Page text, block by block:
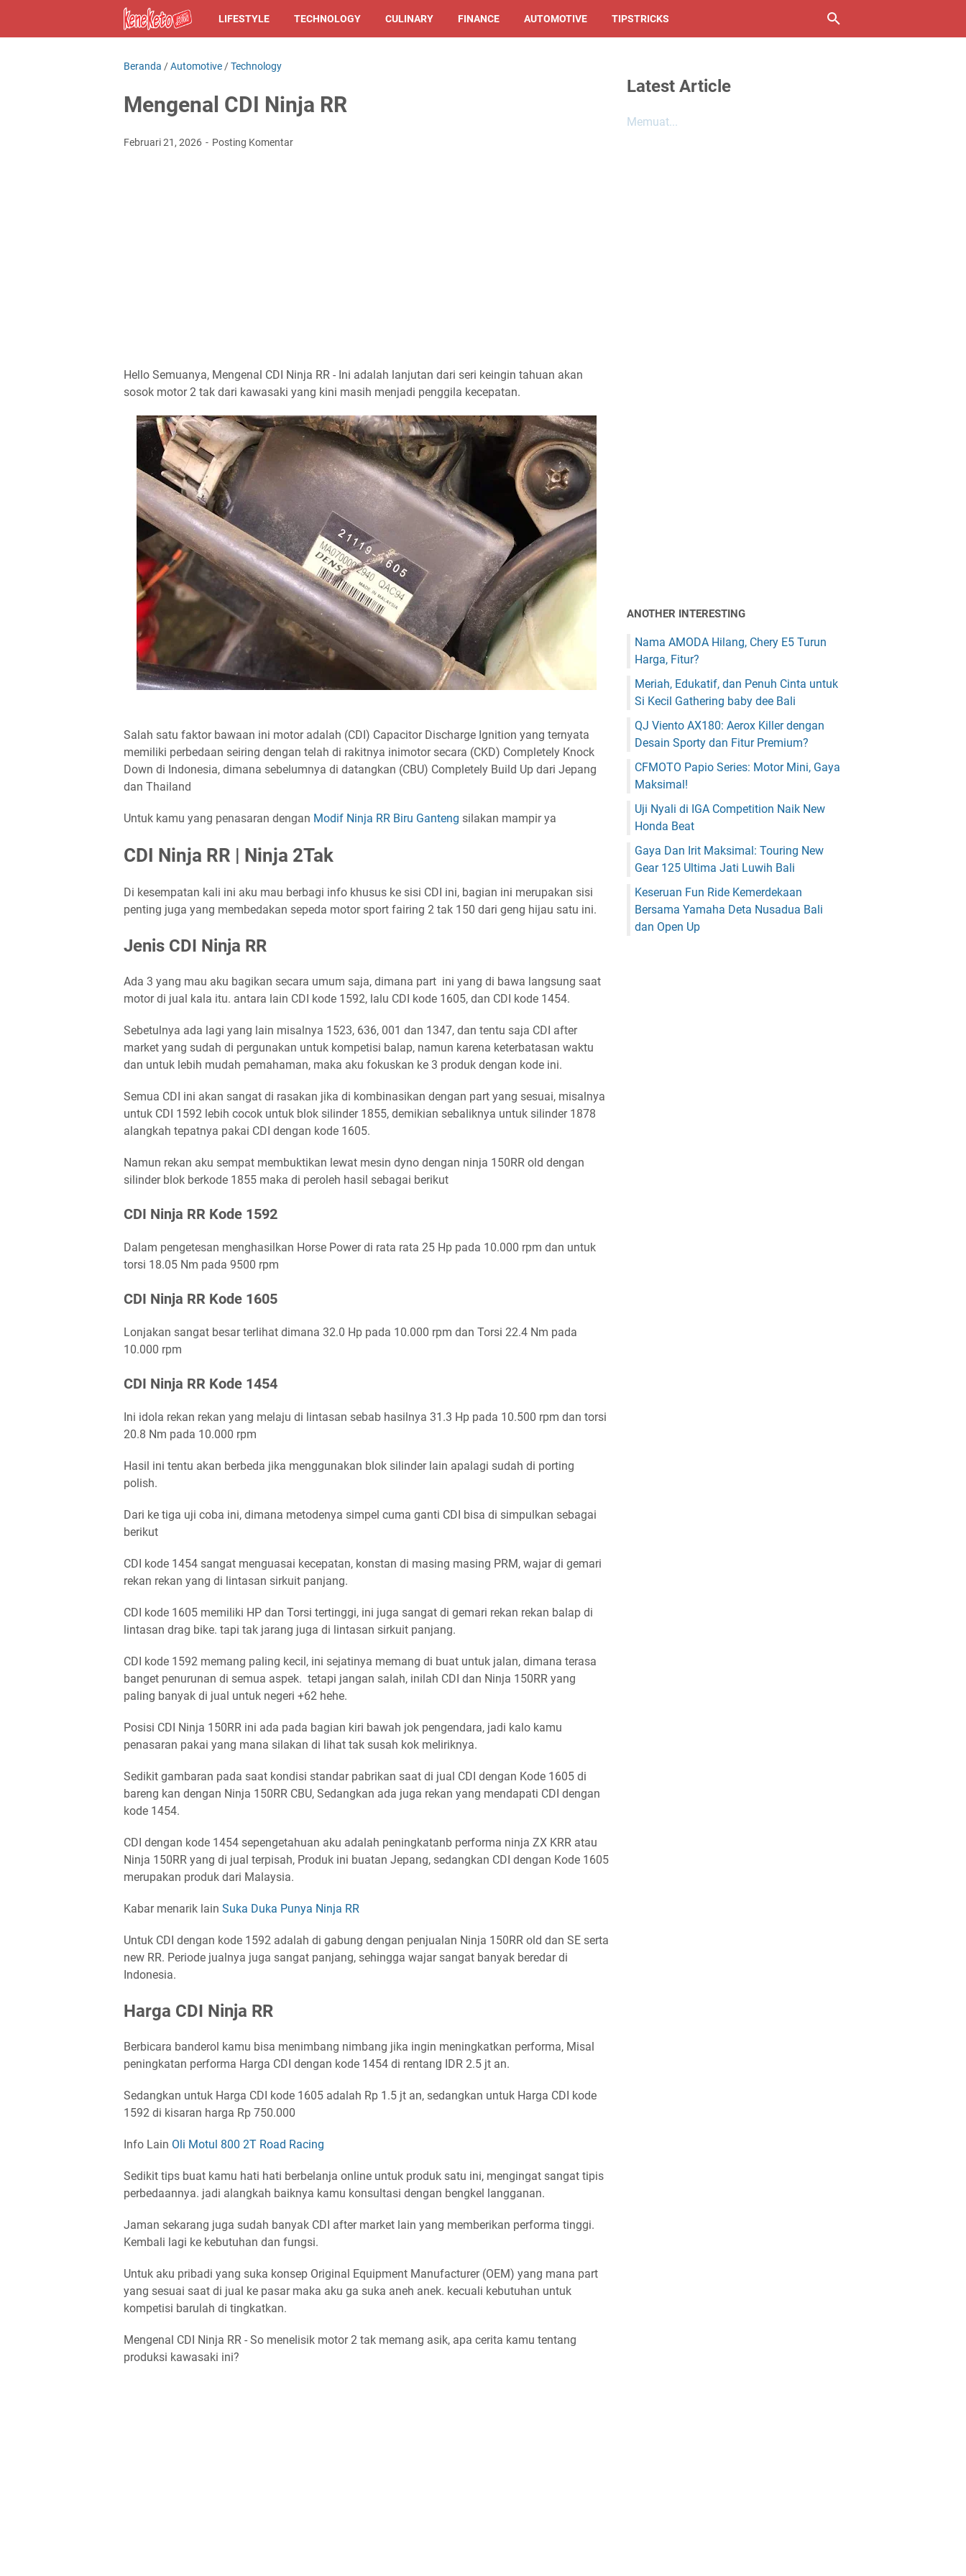
LIFESTYLE TECHNOLOGY CULINARY FINANCE AUTOMOTIVE TIPSTRICKS
Beranda /Automotive /Technology
Mengenal CDI Ninja RR
Februari 21, 2026 Posting Komentar
Hello Semuanya, Mengenal CDI Ninja RR - Ini adalah lanjutan dari seri keingin tahuan akan
sosok motor 2 tak dari kawasaki yang kini masih menjadi penggila kecepatan.
Salah satu faktor bawaan ini motor adalah (CDI) Capacitor Discharge Ignition yang ternyata
memiliki perbedaan seiring dengan telah di rakitnya inimotor secara (CKD) Completely Knock
Down di Indonesia, dimana sebelumnya di datangkan (CBU) Completely Build Up dari Jepang
dan Thailand
Untuk kamu yang penasaran dengan Modif Ninja RR Biru Ganteng silakan mampir ya
CDI Ninja RR | Ninja 2Tak
Di kesempatan kali ini aku mau berbagi info khusus ke sisi CDI ini, bagian ini merupakan sisi
penting juga yang membedakan sepeda motor sport fairing 2 tak 150 dari geng hijau satu ini.
Jenis CDI Ninja RR
Ada 3 yang mau aku bagikan secara umum saja, dimana part ini yang di bawa langsung saat
motor di jual kala itu. antara lain CDI kode 1592, lalu CDI kode 1605, dan CDI kode 1454.
Sebetulnya ada lagi yang lain misalnya 1523, 636, 001 dan 1347, dan tentu saja CDI after
market yang sudah di pergunakan untuk kompetisi balap, namun karena keterbatasan waktu
dan untuk lebih mudah pemahaman, maka aku fokuskan ke 3 produk dengan kode ini.
Semua CDI ini akan sangat di rasakan jika di kombinasikan dengan part yang sesuai, misalnya
untuk CDI 1592 lebih cocok untuk blok silinder 1855, demikian sebaliknya untuk silinder 1878
alangkah tepatnya pakai CDI dengan kode 1605.
Namun rekan aku sempat membuktikan lewat mesin dyno dengan ninja 150RR old dengan
silinder blok berkode 1855 maka di peroleh hasil sebagai berikut
CDI Ninja RR Kode 1592
Dalam pengetesan menghasilkan Horse Power di rata rata 25 Hp pada 10.000 rpm dan untuk
torsi 18.05 Nm pada 9500 rpm
CDI Ninja RR Kode 1605
Lonjakan sangat besar terlihat dimana 32.0 Hp pada 10.000 rpm dan Torsi 22.4 Nm pada
10.000 rpm
CDI Ninja RR Kode 1454
Ini idola rekan rekan yang melaju di lintasan sebab hasilnya 31.3 Hp pada 10.500 rpm dan torsi
20.8 Nm pada 10.000 rpm
Hasil ini tentu akan berbeda jika menggunakan blok silinder lain apalagi sudah di porting
polish.
Dari ke tiga uji coba ini, dimana metodenya simpel cuma ganti CDI bisa di simpulkan sebagai
berikut
CDI kode 1454 sangat menguasai kecepatan, konstan di masing masing PRM, wajar di gemari
rekan rekan yang di lintasan sirkuit panjang.
CDI kode 1605 memiliki HP dan Torsi tertinggi, ini juga sangat di gemari rekan rekan balap di
lintasan drag bike. tapi tak jarang juga di lintasan sirkuit panjang.
CDI kode 1592 memang paling kecil, ini sejatinya memang di buat untuk jalan, dimana terasa
banget penurunan di semua aspek. tetapi jangan salah, inilah CDI dan Ninja 150RR yang
paling banyak di jual untuk negeri +62 hehe.
Posisi CDI Ninja 150RR ini ada pada bagian kiri bawah jok pengendara, jadi kalo kamu
penasaran pakai yang mana silakan di lihat tak susah kok meliriknya.
Sedikit gambaran pada saat kondisi standar pabrikan saat di jual CDI dengan Kode 1605 di
bareng kan dengan Ninja 150RR CBU, Sedangkan ada juga rekan yang mendapati CDI dengan
kode 1454.
CDI dengan kode 1454 sepengetahuan aku adalah peningkatanb performa ninja ZX KRR atau
Ninja 150RR yang di jual terpisah, Produk ini buatan Jepang, sedangkan CDI dengan Kode 1605
merupakan produk dari Malaysia.
Kabar menarik lain Suka Duka Punya Ninja RR
Untuk CDI dengan kode 1592 adalah di gabung dengan penjualan Ninja 150RR old dan SE serta
new RR. Periode jualnya juga sangat panjang, sehingga wajar sangat banyak beredar di
Indonesia.
Harga CDI Ninja RR
Berbicara banderol kamu bisa menimbang nimbang jika ingin meningkatkan performa, Misal
peningkatan performa Harga CDI dengan kode 1454 di rentang IDR 2.5 jt an.
Sedangkan untuk Harga CDI kode 1605 adalah Rp 1.5 jt an, sedangkan untuk Harga CDI kode
1592 di kisaran harga Rp 750.000
Info Lain Oli Motul 800 2T Road Racing
Sedikit tips buat kamu hati hati berbelanja online untuk produk satu ini, mengingat sangat tipis
perbedaannya. jadi alangkah baiknya kamu konsultasi dengan bengkel langganan.
Jaman sekarang juga sudah banyak CDI after market lain yang memberikan performa tinggi.
Kembali lagi ke kebutuhan dan fungsi.
Untuk aku pribadi yang suka konsep Original Equipment Manufacturer (OEM) yang mana part
yang sesuai saat di jual ke pasar maka aku ga suka aneh anek. kecuali kebutuhan untuk
kompetisi barulah di tingkatkan.
Mengenal CDI Ninja RR - So menelisik motor 2 tak memang asik, apa cerita kamu tentang
produksi kawasaki ini?
Latest Article
Memuat...
ANOTHER INTERESTING
Nama AMODA Hilang, Chery E5 Turun
Harga, Fitur?
Meriah, Edukatif, dan Penuh Cinta untuk
Si Kecil Gathering baby dee Bali
QJ Viento AX180: Aerox Killer dengan
Desain Sporty dan Fitur Premium?
CFMOTO Papio Series: Motor Mini, Gaya
Maksimal!
Uji Nyali di IGA Competition Naik New
Honda Beat
Gaya Dan Irit Maksimal: Touring New
Gear 125 Ultima Jati Luwih Bali
Keseruan Fun Ride Kemerdekaan
Bersama Yamaha Deta Nusadua Bali
dan Open Up